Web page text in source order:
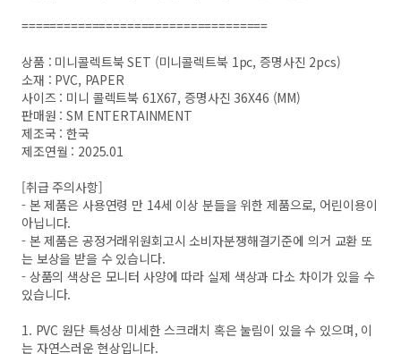
===================================
상품 : 미니콜렉트북 SET (미니콜렉트북 1pc, 증명사진 2pcs)
소재 : PVC, PAPER
사이즈 : 미니 콜렉트북 61X67, 증명사진 36X46 (MM)
판매원 : SM ENTERTAINMENT
제조국 : 한국
제조연월 : 2025.01
[취급 주의사항]
- 본 제품은 사용연령 만 14세 이상 분들을 위한 제품으로, 어린이용이
아닙니다.
- 본 제품은 공정거래위원회고시 소비자분쟁해결기준에 의거 교환 또
는 보상을 받을 수 있습니다.
- 상품의 색상은 모니터 사양에 따라 실제 색상과 다소 차이가 있을 수
있습니다.
1. PVC 원단 특성상 미세한 스크래치 혹은 눌림이 있을 수 있으며, 이
는 자연스러운 현상입니다.